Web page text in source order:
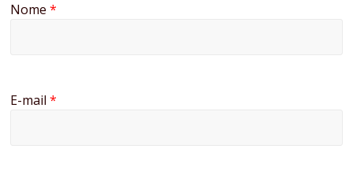
Nome*
E-mail*